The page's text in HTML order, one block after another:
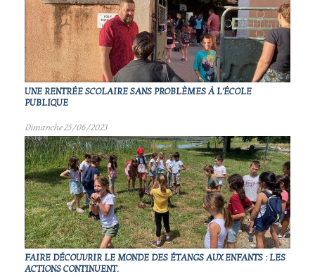
UNE RENTRÉE SCOLAIRE SANS PROBLÈMES À L'ÉCOLE
PUBLIQUE
Dimanche 25/06/2023
FAIRE DÉCOUVRIR LE MONDE DES ÉTANGS AUX ENFANTS : LES
ACTIONS CONTINUENT.